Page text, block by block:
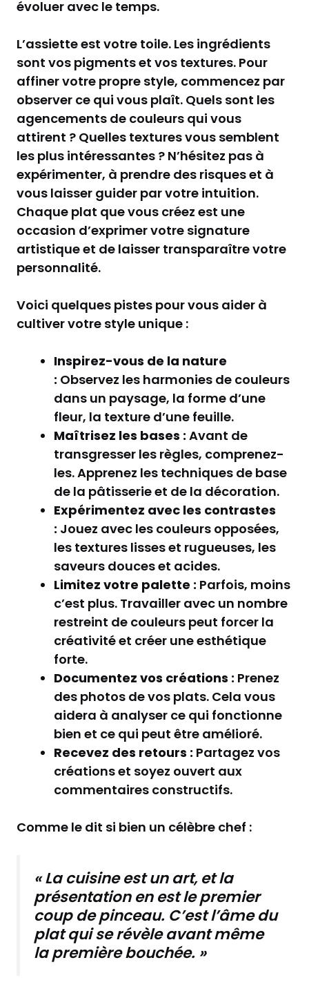
évoluer avec le temps.
L’assiette est votre toile. Les ingrédients
sont vos pigments et vos textures. Pour
affiner votre propre style, commencez par
observer ce qui vous plaît. Quels sont les
agencements de couleurs qui vous
attirent ? Quelles textures vous semblent
les plus intéressantes ? N’hésitez pas à
expérimenter, à prendre des risques et à
vous laisser guider par votre intuition.
Chaque plat que vous créez est une
occasion d’exprimer votre signature
artistique et de laisser transparaître votre
personnalité.
Voici quelques pistes pour vous aider à
cultiver votre style unique :
Inspirez-vous de la nature
: Observez les harmonies de couleurs
dans un paysage, la forme d’une
fleur, la texture d’une feuille.
Maîtrisez les bases : Avant de
transgresser les règles, comprenez-
les. Apprenez les techniques de base
de la pâtisserie et de la décoration.
Expérimentez avec les contrastes
: Jouez avec les couleurs opposées,
les textures lisses et rugueuses, les
saveurs douces et acides.
Limitez votre palette : Parfois, moins
c’est plus. Travailler avec un nombre
restreint de couleurs peut forcer la
créativité et créer une esthétique
forte.
Documentez vos créations : Prenez
des photos de vos plats. Cela vous
aidera à analyser ce qui fonctionne
bien et ce qui peut être amélioré.
Recevez des retours : Partagez vos
créations et soyez ouvert aux
commentaires constructifs.
Comme le dit si bien un célèbre chef :
« La cuisine est un art, et la
présentation en est le premier
coup de pinceau. C’est l’âme du
plat qui se révèle avant même
la première bouchée. »